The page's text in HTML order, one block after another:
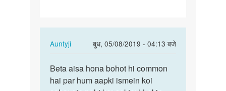
Auntyji
बुध, 05/08/2019 - 04:13 बजे
In
to
Sex
Beta
aisa
Beta aisa hona bohot hi common
hai par hum aapki ismein koi